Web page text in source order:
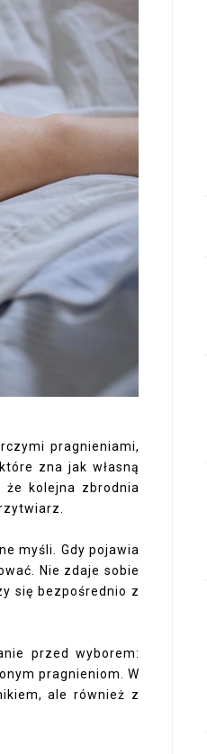
pragnieniami,
zna jak własną
że kolejna zbrodnia
myśli. Gdy pojawia
Nie zdaje sobie
się bezpośrednio z
przed wyborem:
pragnieniom. W
ale również z